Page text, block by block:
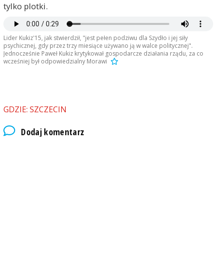
tylko plotki.
Lider Kukiz'15, jak stwierdził, "jest pełen podziwu dla Szydło i jej siły
psychicznej, gdy przez trzy miesiące używano ją w walce politycznej".
Jednocześnie Paweł Kukiz krytykował gospodarcze działania rządu, za co
wcześniej był odpowiedzialny Morawi
GDZIE: SZCZECIN
Dodaj komentarz